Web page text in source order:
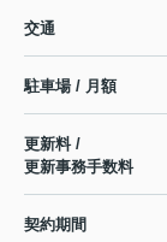
交通
駐車場 / 月額
更新料 /
更新事務手数料
契約期間